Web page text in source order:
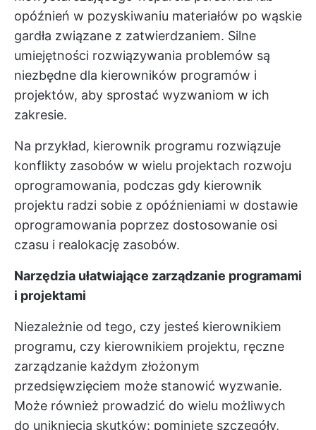
opóźnień w pozyskiwaniu materiałów po wąskie
gardła związane z zatwierdzaniem. Silne
umiejętności rozwiązywania problemów są
niezbędne dla kierowników programów i
projektów, aby sprostać wyzwaniom w ich
zakresie.
Na przykład, kierownik programu rozwiązuje
konflikty zasobów w wielu projektach rozwoju
oprogramowania, podczas gdy kierownik
projektu radzi sobie z opóźnieniami w dostawie
oprogramowania poprzez dostosowanie osi
czasu i realokację zasobów.
Narzędzia ułatwiające zarządzanie programami
i projektami
Niezależnie od tego, czy jesteś kierownikiem
programu, czy kierownikiem projektu, ręczne
zarządzanie każdym złożonym
przedsięwzięciem może stanowić wyzwanie.
Może również prowadzić do wielu możliwych
do uniknięcia skutków: pominięte szczegóły,